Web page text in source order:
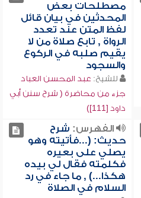
مصطلحات بعض
المحدثين في بيان قائل
لفظ المتن عند تعدد
الرواة , تابع صلاة من لا
يقيم صلبه في الركوع
والسجود
للشيخ: عبد المحسن العباد
جزء من محاضرة ( شرح سنن أبي
داود [111])
الفهرس: شرح
حديث: (...فأتيته وهو
يصلي على بعيره
فكلمته فقال لي بيده
هكذا...) , ما جاء في رد
السلام في الصلاة